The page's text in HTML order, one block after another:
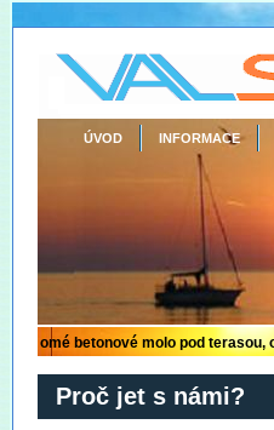
ÚVOD INFORMACE
Proč jet s námi?